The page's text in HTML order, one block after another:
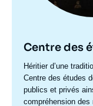
Centre des
Accroche
centre
Héritier d’une
Centre des études
publics et privés
compréhension